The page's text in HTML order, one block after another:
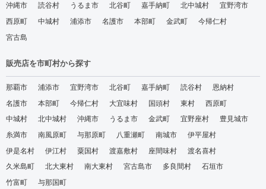
沖縄市
読谷村 うるま市 北谷町 嘉手納町 北中城村
宜野湾市
西原町
中城村 浦添市 名護市 本部町 金武町
今帰仁村
宮古島
販売店を市町村から探す
那覇市 浦添市 宜野湾市 北谷町 嘉手納町 読谷村
恩納村
名護市
本部町 今帰仁村 大宜味村 国頭村 東村
西原町
中城村
北中城村 沖縄市 うるま市 金武町 宜野座村
豊見城市
糸満市
南風原町 与那原町 八重瀬町 南城市
伊平屋村
伊是名村
伊江村 粟国村 渡嘉敷村 座間味村
渡名喜村
久米島町
北大東村 南大東村 宮古島市 多良間村
石垣市
竹富町
与那国町